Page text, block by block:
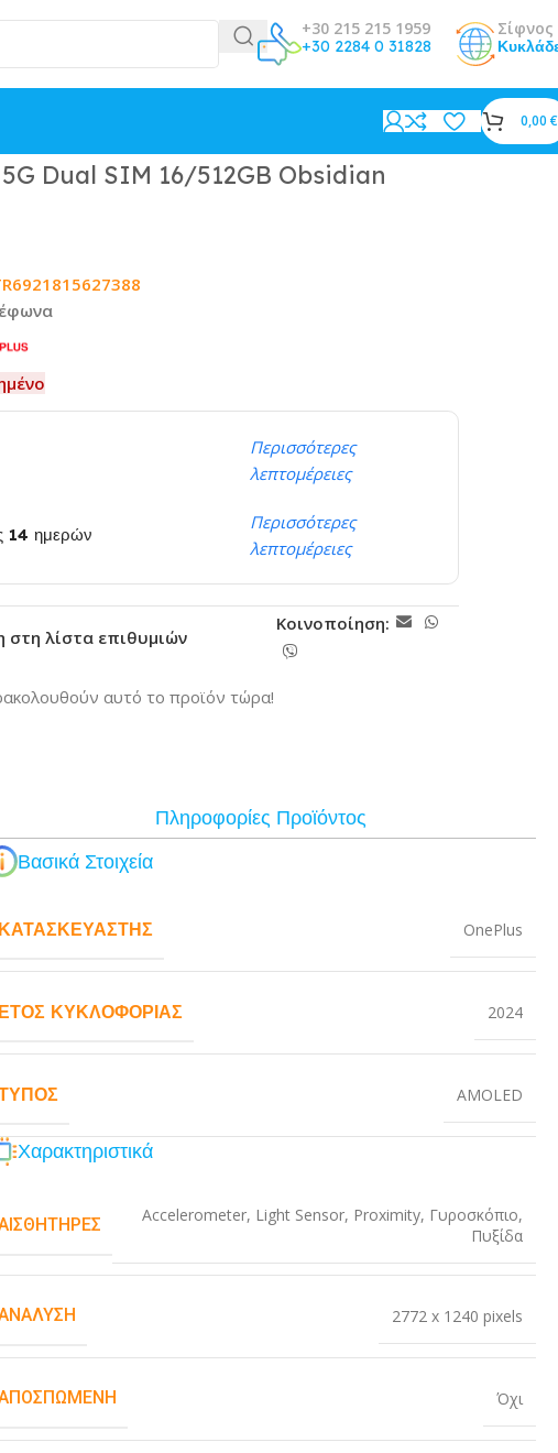
+30 215 215 1959
+30 2284 0 31828
Σίφνος
0,00 €
Dual SIM 16/512GB Obsidian
Περισσότερες
λεπτομέρειες
14 ημερών
Περισσότερες
λεπτομέρειες
στη λίστα επιθυμιών
Κοινοποίηση:
αυτό το προϊόν τώρα!
Πληροφορίες Προϊόντος
Βασικά Στοιχεία
ΚΑΤΑΣΚΕΥΑΣΤΉΣ OnePlus
ΈΤΟΣ ΚΥΚΛΟΦΟΡΊΑΣ 2024
AMOLED
Χαρακτηριστικά
Accelerometer, Light Sensor, Proximity, Γυροσκόπιο,
Πυξίδα
2772 x 1240 pixels
Όχι